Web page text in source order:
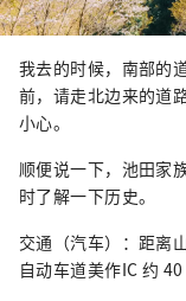
我去的时候，南部的
前，请走北边来的道
小心。
顺便说一下，池田家
时了解一下历史。
交通（汽车）：距离
自动车道美作IC 约 40